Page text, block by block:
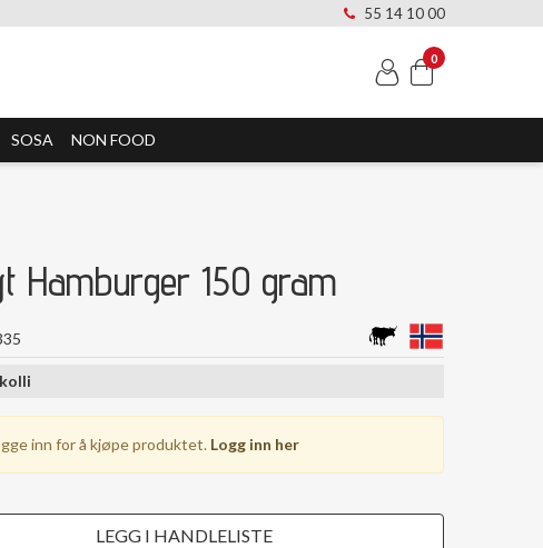
55 14 10 00
0
SOSA NON FOOD
Hamburger 150 gram
kolli
inn for å kjøpe produktet. Logg inn her
LEGG I HANDLELISTE